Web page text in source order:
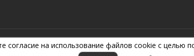
согласие на использование файлов cookie с целью
04-44